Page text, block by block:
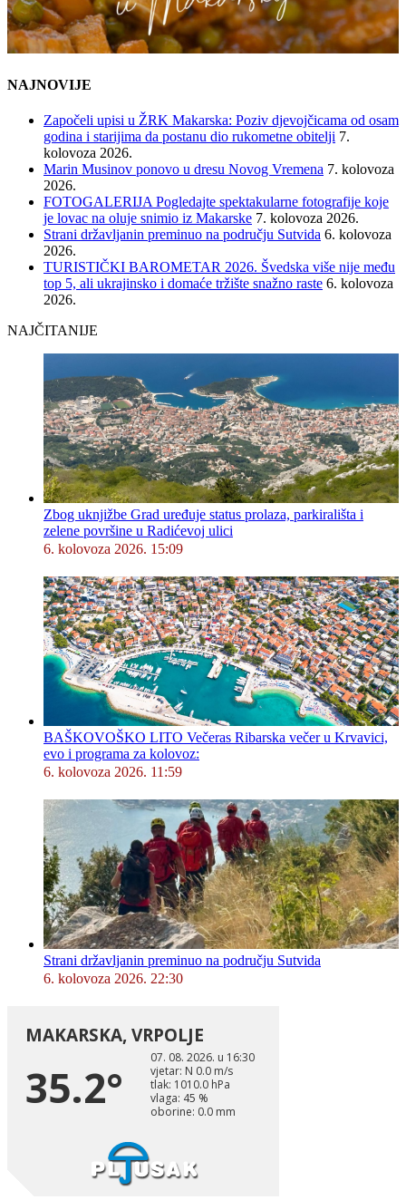
NAJNOVIJE
Započeli upisi u ŽRK Makarska: Poziv djevojčicama od osam
godina i starijima da postanu dio rukometne obitelji 7.
kolovoza 2026.
Marin Musinov ponovo u dresu Novog Vremena 7. kolovoza
2026.
FOTOGALERIJA Pogledajte spektakularne fotografije koje
je lovac na oluje snimio iz Makarske 7. kolovoza 2026.
Strani državljanin preminuo na području Sutvida 6. kolovoza
2026.
TURISTIČKI BAROMETAR 2026. Švedska više nije među
top 5, ali ukrajinsko i domaće tržište snažno raste 6. kolovoza
2026.
NAJČITANIJE
Zbog uknjižbe Grad uređuje status prolaza, parkirališta i
zelene površine u Radićevoj ulici
6. kolovoza 2026. 15:09
BAŠKOVOŠKO LITO Večeras Ribarska večer u Krvavici,
evo i programa za kolovoz:
6. kolovoza 2026. 11:59
Strani državljanin preminuo na području Sutvida
6. kolovoza 2026. 22:30